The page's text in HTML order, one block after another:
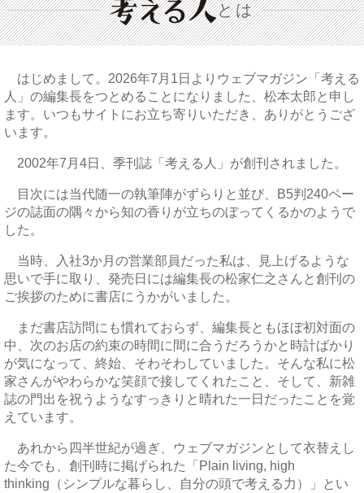
とは
はじめまして。2026年7月1日よりウェブマガジン「考える
人」の編集長をつとめることになりました、松本太郎と申し
ます。いつもサイトにお立ち寄りいただき、ありがとうござ
います。
2002年7月4日、季刊誌「考える人」が創刊されました。
目次には当代随一の執筆陣がずらりと並び、B5判240ペー
ジの誌面の隅々から知の香りが立ちのぼってくるかのようで
した。
当時、入社3か月の営業部員だった私は、見上げるような
思いで手に取り、発売日には編集長の松家仁之さんと創刊の
ご挨拶のために書店にうかがいました。
まだ書店訪問にも慣れておらず、編集長ともほぼ初対面の
中、次のお店の約束の時間に間に合うだろうかと時計ばかり
が気になって、終始、そわそわしていました。そんな私に松
家さんがやわらかな笑顔で接してくれたこと、そして、新雑
誌の門出を祝うようなすっきりと晴れた一日だったことを覚
えています。
あれから四半世紀が過ぎ、ウェブマガジンとして衣替えし
た今でも、創刊時に掲げられた「Plain living, high
thinking（シンプルな暮らし、自分の頭で考える力）」とい